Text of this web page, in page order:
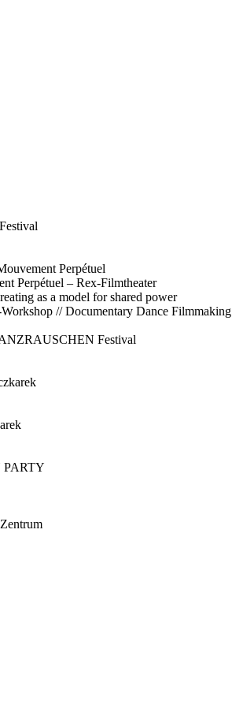
Perpétuel
Perpétuel – Rex-Filmtheater
as a model for shared power
// Documentary Dance Filmmaking
Festival
PARTY